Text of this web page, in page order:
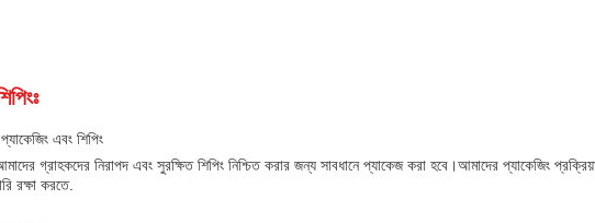
এবং শিপিং
গ্রাহকদের নিরাপদ এবং সুরক্ষিত শিপিং নিশ্চিত করার জন্য সাবধানে প্যাকেজ করা হবে।আমাদের প্যাকেজিং
রক্ষা করতে.